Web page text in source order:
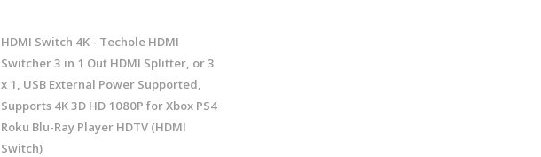
HDMI Switch 4K - Techole HDMI
Switcher 3 in 1 Out HDMI Splitter, or 3
x 1, USB External Power Supported,
Supports 4K 3D HD 1080P for Xbox PS4
Roku Blu-Ray Player HDTV (HDMI
Switch)